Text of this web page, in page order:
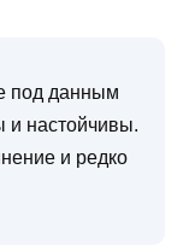
под данным
и настойчивы.
и редко